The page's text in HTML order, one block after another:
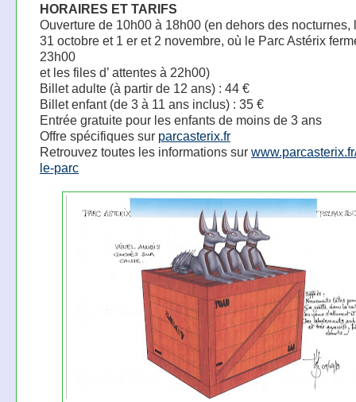
HORAIRES ET TARIFS
Ouverture de 10h00 à 18h00 (en dehors des nocturnes,
31 octobre et 1 er et 2 novembre, où le Parc Astérix
23h00
et les files d’ attentes à 22h00)
Billet adulte (à partir de 12 ans) : 44 €
Billet enfant (de 3 à 11 ans inclus) : 35 €
Entrée gratuite pour les enfants de moins de 3 ans
Offre spécifiques sur parcasterix.fr
Retrouvez toutes les informations sur
le-parc